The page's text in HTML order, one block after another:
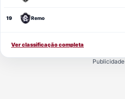
19 Remo
Ver classificação completa
Publicidade